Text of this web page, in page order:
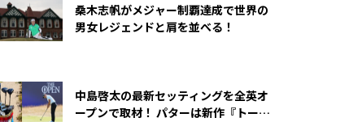
桑木志帆がメジャー制覇達成で世界の
男女レジェンドと肩を並べる！
中島啓太の最新セッティングを全英オ
ープンで取材！ パターは新作『トーチ